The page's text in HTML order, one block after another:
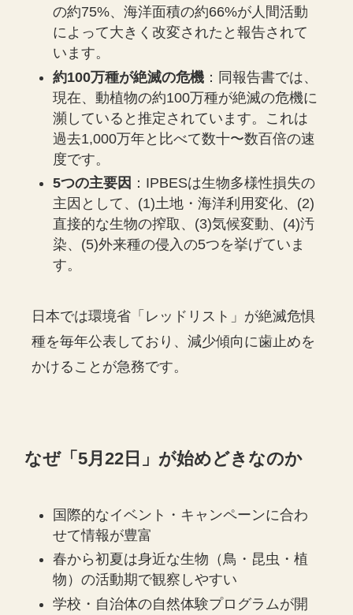
の約75%、海洋面積の約66%が人間活動
によって大きく改変されたと報告されて
います。
約100万種が絶滅の危機 ：同報告書では、
現在、動植物の約100万種が絶滅の危機に
瀕していると推定されています。これは
過去1,000万年と比べて数十〜数百倍の速
度です。
5つの主要因 ：IPBESは生物多様性損失の
主因として、(1)土地・海洋利用変化、(2)
直接的な生物の搾取、(3)気候変動、(4)汚
染、(5)外来種の侵入の5つを挙げていま
す。
日本では環境省「レッドリスト」が絶滅危惧
種を毎年公表しており、減少傾向に歯止めを
かけることが急務です。
なぜ「5月22日」が始めどきなのか
国際的なイベント・キャンペーンに合わ
せて情報が豊富
春から初夏は身近な生物（鳥・昆虫・植
物）の活動期で観察しやすい
学校・自治体の自然体験プログラムが開